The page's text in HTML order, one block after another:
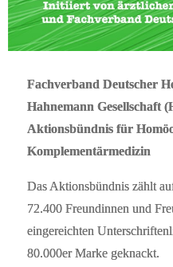
Fachverband Deutscher
Hahnemann Gesellschaft
Aktionsbündnis für
Komplementärmedizin
Das Aktionsbündnis zählt
72.400 Freundinnen und
eingereichten
80.000er Marke geknackt.